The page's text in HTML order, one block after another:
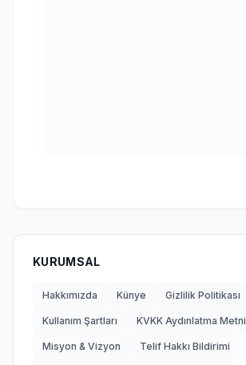
KURUMSAL
Hakkımızda Künye Gizlilik Politikası
Kullanım Şartları KVKK Aydınlatma Metni
Misyon & Vizyon Telif Hakkı Bildirimi